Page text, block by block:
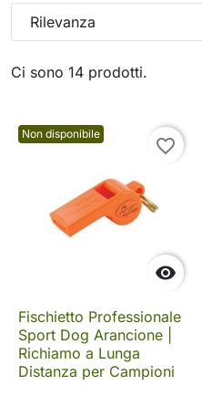
Ci sono 14 prodotti.
Rilevanza
Non disponibile

favorite_border
Fischietto Professionale
Sport Dog Arancione |
Richiamo a Lunga
Distanza per Campioni